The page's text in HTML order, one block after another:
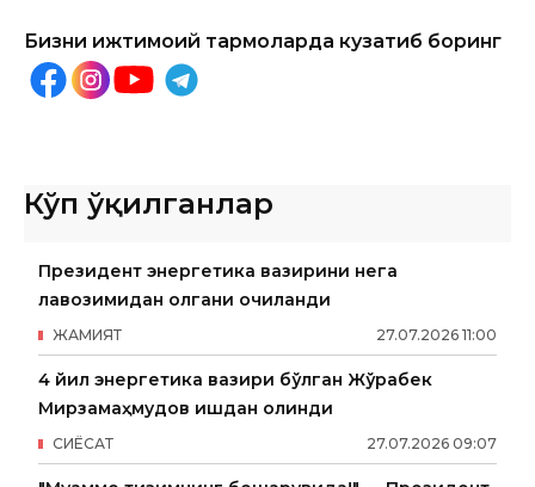
Бизни ижтимоий тармоқларда кузатиб боринг
Кўп ўқилганлар
Президент энергетика вазирини нега
лавозимидан олгани очиқланди
27.07.2026 11:00
ЖАМИЯТ
4 йил энергетика вазири бўлган Жўрабек
Мирзамаҳмудов ишдан олинди
27.07.2026 09:07
СИËСАТ